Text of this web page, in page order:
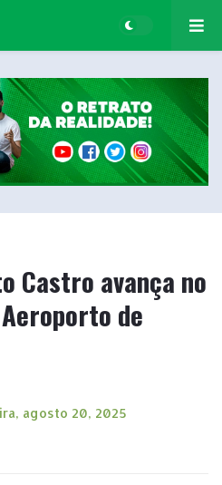
Castro avança no
de
agosto 20, 2025